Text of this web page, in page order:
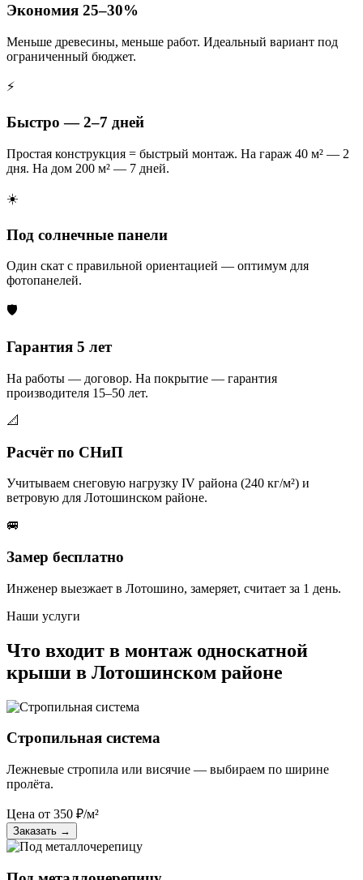
Экономия 25–30%
Меньше древесины, меньше работ. Идеальный вариант под
ограниченный бюджет.
⚡
Быстро — 2–7 дней
Простая конструкция = быстрый монтаж. На гараж 40 м² — 2
дня. На дом 200 м² — 7 дней.
☀️
Под солнечные панели
Один скат с правильной ориентацией — оптимум для
фотопанелей.
🛡️
Гарантия 5 лет
На работы — договор. На покрытие — гарантия
производителя 15–50 лет.
📐
Расчёт по СНиП
Учитываем снеговую нагрузку IV района (240 кг/м²) и
ветровую для Лотошинском районе.
🚐
Замер бесплатно
Инженер выезжает в Лотошино, замеряет, считает за 1 день.
Наши услуги
Что входит в монтаж односкатной
крыши в Лотошинском районе
Стропильная система
Лежневые стропила или висячие — выбираем по ширине
пролёта.
Цена от 350 ₽/м²
Заказать →